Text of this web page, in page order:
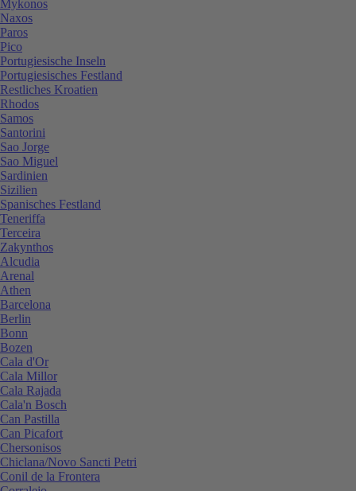
Mykonos
Naxos
Paros
Pico
Portugiesische Inseln
Portugiesisches Festland
Restliches Kroatien
Rhodos
Samos
Santorini
Sao Jorge
Sao Miguel
Sardinien
Sizilien
Spanisches Festland
Teneriffa
Terceira
Zakynthos
Alcudia
Arenal
Athen
Barcelona
Berlin
Bonn
Bozen
Cala d'Or
Cala Millor
Cala Rajada
Cala'n Bosch
Can Pastilla
Can Picafort
Chersonisos
Chiclana/Novo Sancti Petri
Conil de la Frontera